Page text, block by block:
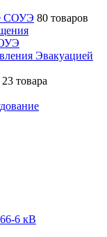
СОУЭ 80 товаров
Эвакуацией
23 товара
6 кВ